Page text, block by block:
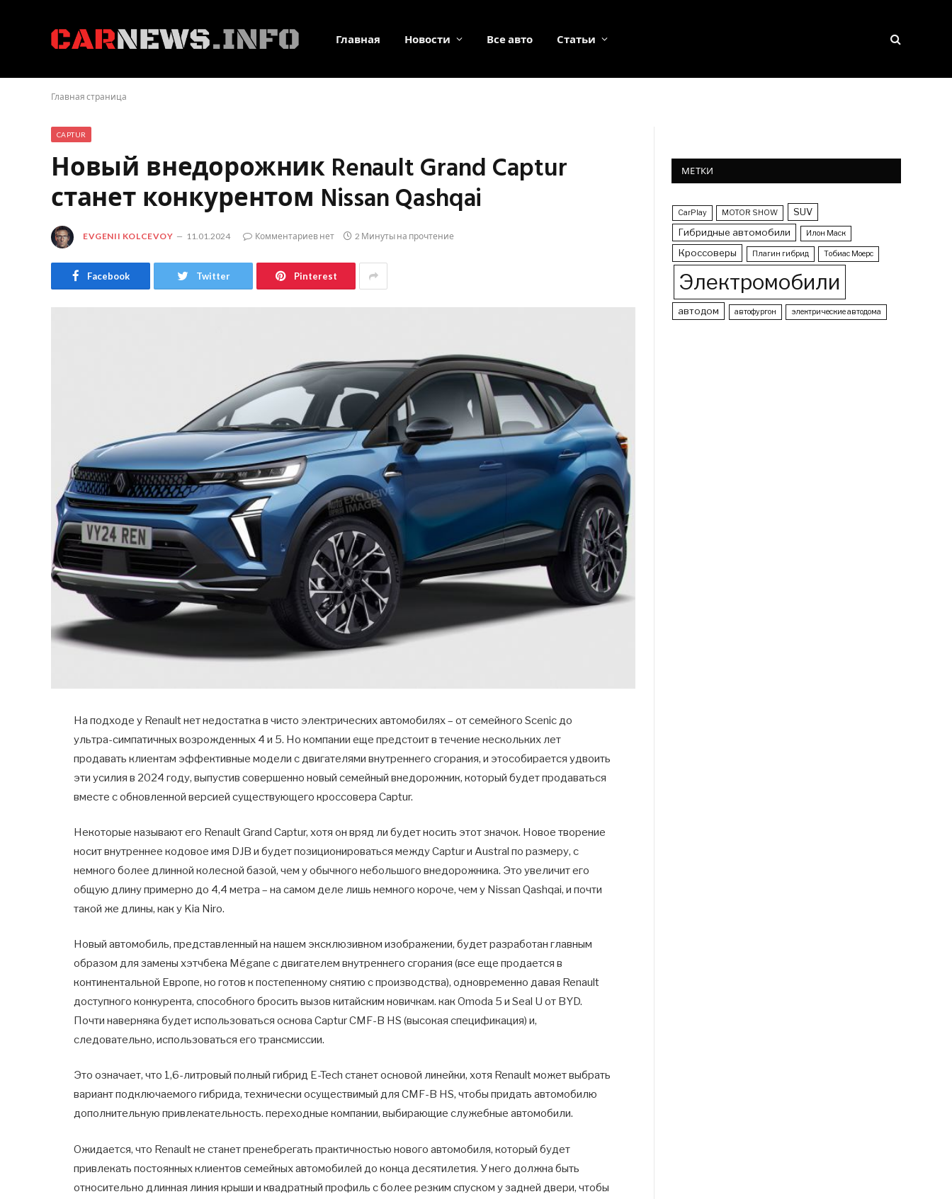
Главная Новости Все авто Статьи
Главная страница
CAPTUR
Новый внедорожник Renault Grand Captur
станет конкурентом Nissan Qashqai
EVGENII KOLCEVOY 11.01.2024 Комментариев нет 2 Минуты на прочтение
Facebook Twitter Pinterest
На подходе у Renault нет недостатка в чисто электрических автомобилях – от семейного Scenic до
ультра-симпатичных возрожденных 4 и 5. Но компании еще предстоит в течение нескольких лет
продавать клиентам эффективные модели с двигателями внутреннего сгорания, и этособирается удвоить
эти усилия в 2024 году, выпустив совершенно новый семейный внедорожник, который будет продаваться
вместе с обновленной версией существующего кроссовера Captur.
Некоторые называют его Renault Grand Captur, хотя он вряд ли будет носить этот значок. Новое творение
носит внутреннее кодовое имя DJB и будет позиционироваться между Captur и Austral по размеру, с
немного более длинной колесной базой, чем у обычного небольшого внедорожника. Это увеличит его
общую длину примерно до 4,4 метра – на самом деле лишь немного короче, чем у Nissan Qashqai, и почти
такой же длины, как у Kia Niro.
Новый автомобиль, представленный на нашем эксклюзивном изображении, будет разработан главным
образом для замены хэтчбека Mégane с двигателем внутреннего сгорания (все еще продается в
континентальной Европе, но готов к постепенному снятию с производства), одновременно давая Renault
доступного конкурента, способного бросить вызов китайским новичкам. как Omoda 5 и Seal U от BYD.
Почти наверняка будет использоваться основа Captur CMF-B HS (высокая спецификация) и,
следовательно, использоваться его трансмиссии.
Это означает, что 1,6-литровый полный гибрид E-Tech станет основой линейки, хотя Renault может выбрать
вариант подключаемого гибрида, технически осуществимый для CMF-B HS, чтобы придать автомобилю
дополнительную привлекательность. переходные компании, выбирающие служебные автомобили.
Ожидается, что Renault не станет пренебрегать практичностью нового автомобиля, который будет
привлекать постоянных клиентов семейных автомобилей до конца десятилетия. У него должна быть
относительно длинная линия крыши и квадратный профиль с более резким спуском у задней двери, чтобы
МЕТКИ
CarPlay MOTOR SHOW
SUV
Гибридные автомобили
Илон Маск
Кроссоверы Плагин гибрид Тобиас Моерс
Электромобили
автодом автофургон электрические автодома